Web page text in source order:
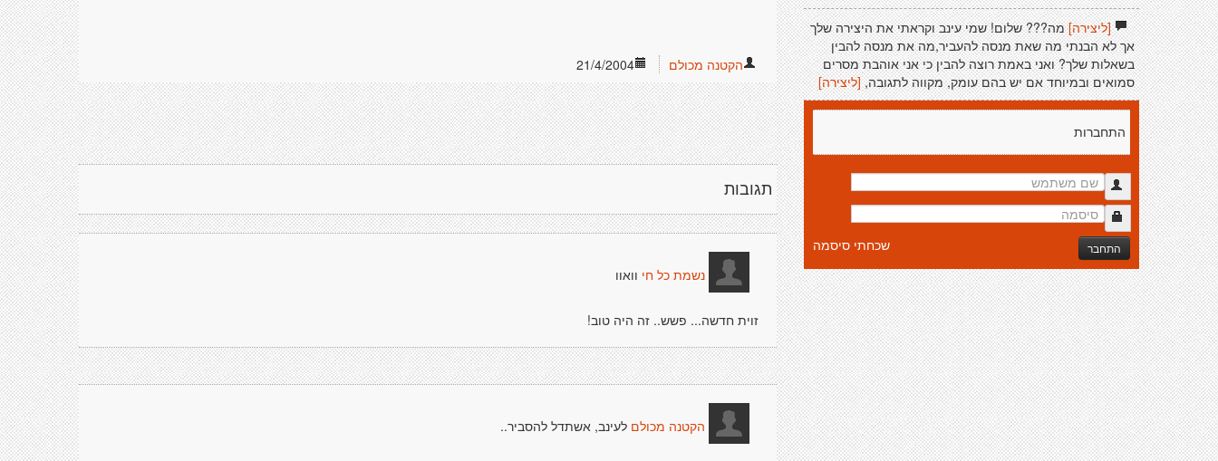
21/4/2004 הקטנה מכולם
תגובות
נשמת כל חי וואוו
זוית חדשה... פשש.. זה היה טוב!
הקטנה מכולם לעינב, אשתדל להסביר..
[ליצירה]מה??? שלום! שמי עינב וקראתי את היצירה שלך
אך לא הבנתי מה שאת מנסה להעביר,מה את מנסה להבין
בשאלות שלך? ואני באמת רוצה להבין כי אני אוהבת מסרים
סמואים ובמיוחד אם יש בהם עומק, מקווה לתגובה,[ליצירה]
התחברות
התחבר שכחתי סיסמה